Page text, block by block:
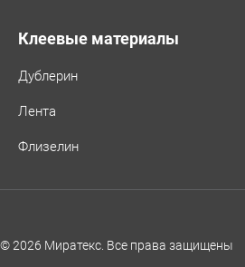
Клеевые материалы
Дублерин
Лента
Флизелин
© 2026 Миратекс. Все права защищены